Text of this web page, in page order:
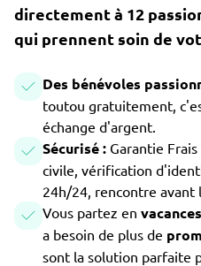
directement à 12
qui prennent soin de
Des bénévoles
toutou gratuitement,
échange d'argent.
Sécurisé : Garantie
civile, vérification
24h/24, rencontre avant
Vous partez en vacances
a besoin de plus de
sont la solution parfaite